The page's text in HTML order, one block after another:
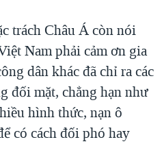
trách Châu Á còn nói
Nam phải cảm ơn gia
dân khác đã chỉ ra các
đối mặt, chẳng hạn như
hình thức, nạn ô
có cách đối phó hay